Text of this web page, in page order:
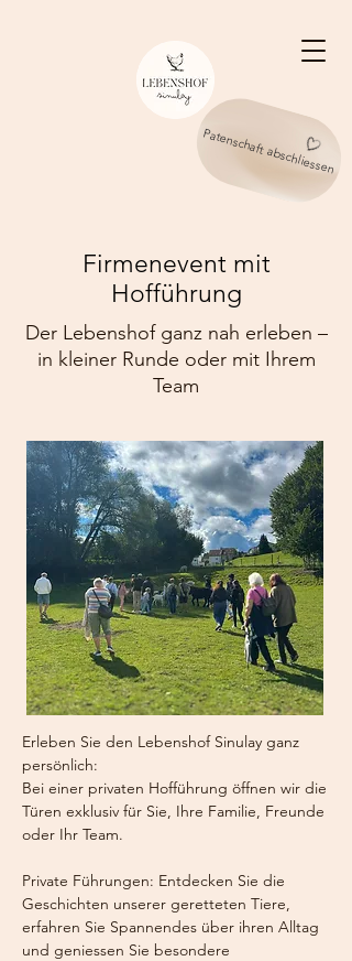
Patenschaft abschliessen
Firmenevent mit
Hofführung
Der Lebenshof ganz nah erleben –
in kleiner Runde oder mit Ihrem
Team
Erleben Sie den Lebenshof Sinulay ganz
persönlich:
Bei einer privaten Hofführung öffnen wir die
Türen exklusiv für Sie, Ihre Familie, Freunde
oder Ihr Team.
Private Führungen: Entdecken Sie die
Geschichten unserer geretteten Tiere,
erfahren Sie Spannendes über ihren Alltag
und geniessen Sie besondere